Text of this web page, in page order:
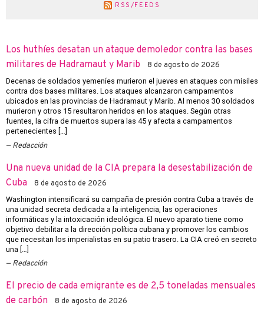
RSS/FEEDS
Los huthíes desatan un ataque demoledor contra las bases
militares de Hadramaut y Marib
8 de agosto de 2026
Decenas de soldados yemeníes murieron el jueves en ataques con misiles
contra dos bases militares. Los ataques alcanzaron campamentos
ubicados en las provincias de Hadramaut y Marib. Al menos 30 soldados
murieron y otros 15 resultaron heridos en los ataques. Según otras
fuentes, la cifra de muertos supera las 45 y afecta a campamentos
pertenecientes […]
Redacción
Una nueva unidad de la CIA prepara la desestabilización de
Cuba
8 de agosto de 2026
Washington intensificará su campaña de presión contra Cuba a través de
una unidad secreta dedicada a la inteligencia, las operaciones
informáticas y la intoxicación ideológica. El nuevo aparato tiene como
objetivo debilitar a la dirección política cubana y promover los cambios
que necesitan los imperialistas en su patio trasero. La CIA creó en secreto
una […]
Redacción
El precio de cada emigrante es de 2,5 toneladas mensuales
de carbón
8 de agosto de 2026